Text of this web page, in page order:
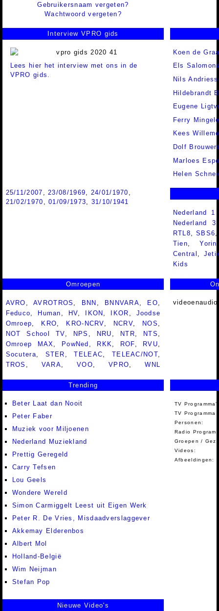
Gebruikersnaam vergeten?
Wachtwoord vergeten?
Interview VPRO gids
Lees hier het interview met ons in de
VPRO gids.
Koen de
Els
Nils
Hildebrandt
Eugene
Ferry
Kees
Dolf
Marloes
Helen
25/11/2007 ,23/08/1969, 24/01/1970 ,
21/02/1970 ,01/09/1973, 31/10/1941
Nederland
Nederland
RTL8 ,SBS6
Tien ,Yorin
Central
Kids
Omroepen
AVRO ,AVROTROS , BNN , BNNVARA, EO,
Feduco, Human , HV, IKON , IKOR , Joodse
Omroep, KRO, KRO-NCRV, NCRV, NOS ,
NOT School TV, NPS , NRU , NTR, NTS ,
Omroep MAX, PowNed , RKK, ROF, RVU,
Socutera, STER ,TELEAC, TELEAC/NOT,
TROS , VARA,VOO,VPRO,WNL
Trending
Beter Laat dan Nooit
Peter Faber
Muziek voor Miljoenen
Nederland Muziekland
Prettig Geregeld
Carry Tefsen
Lou Geels
Wondere Wereld
Simon Carmiggelt Leest uit Eigen Werk
Peter R. De Vries, Misdaadverslaggever
Akkemay Elderenbos
Albert Mol
Holland-België
Wim Neijman
Stefan Pop
TV
TV Programma
Personen:
Radio
Groepen /
Videos:
Afbeeldingen:
Nieuwe Video's